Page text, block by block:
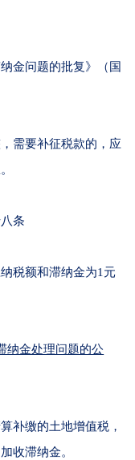
金问题的批复》（国
需要补征税款的，应
条
税额和滞纳金为1元
纳金处理问题的公
补缴的土地增值税，
收滞纳金。